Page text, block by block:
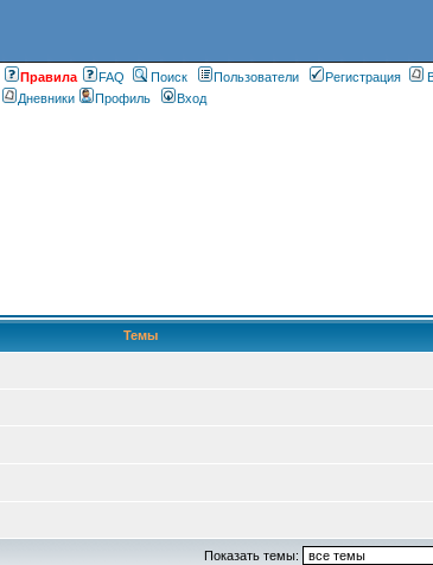
Правилa FAQ Поиск Пользователи Регистрация
Дневники Профиль Вход
Темы
Показать темы: